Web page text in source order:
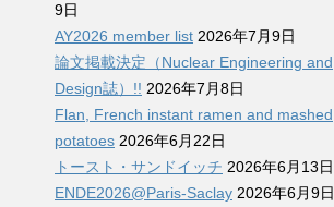
9日
AY2026 member list 2026年7月9日
論文掲載決定（Nuclear Engineering and
Design誌）!! 2026年7月8日
Flan, French instant ramen and mashed
potatoes 2026年6月22日
トースト・サンドイッチ 2026年6月13日
ENDE2026@Paris-Saclay 2026年6月9日